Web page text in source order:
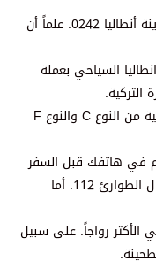
أرقام الهاتف: تبدأ جميع الأرقام في مدينة أنطاليا 0242. علماً أن
السياحي بعملة
التركية.
قابس الكهرباء: تنتشر المقابس الكهربائية من النوع C والنوع F
في هاتفك قبل السفر
لاستخدامها عند الحاجة. على سبيل المثال الطوارئ 112. أما
الأكثر رواجاً. على سبيل